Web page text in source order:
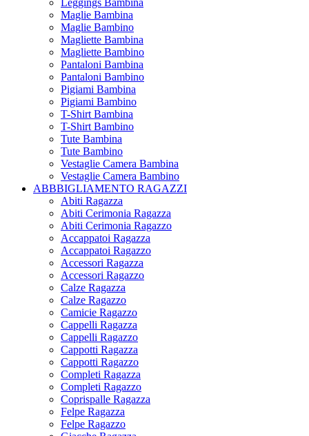
Maglie Bambina
Maglie Bambino
Magliette Bambina
Magliette Bambino
Pantaloni Bambina
Pantaloni Bambino
Pigiami Bambina
Pigiami Bambino
T-Shirt Bambina
T-Shirt Bambino
Tute Bambina
Tute Bambino
Vestaglie Camera Bambina
Vestaglie Camera Bambino
ABBBIGLIAMENTO RAGAZZI
Abiti Ragazza
Abiti Cerimonia Ragazza
Abiti Cerimonia Ragazzo
Accappatoi Ragazza
Accappatoi Ragazzo
Accessori Ragazza
Accessori Ragazzo
Calze Ragazza
Calze Ragazzo
Camicie Ragazzo
Cappelli Ragazza
Cappelli Ragazzo
Cappotti Ragazza
Cappotti Ragazzo
Completi Ragazza
Completi Ragazzo
Coprispalle Ragazza
Felpe Ragazza
Felpe Ragazzo